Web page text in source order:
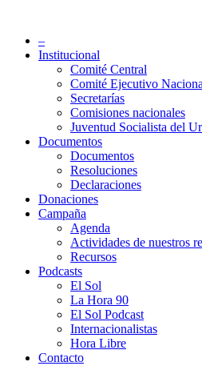
contenido
Partido Socialista de Uruguay
–
Institucional
Comité Central
Comité Ejecutivo
Secretarías
Comisiones nacionales
Juventud Socialista del
Documentos
Documentos
Resoluciones
Declaraciones
Donaciones
Campaña
Agenda
Actividades de nuestros
Recursos
Podcasts
El Sol
La Hora 90
El Sol Podcast
Internacionalistas
Hora Libre
Contacto